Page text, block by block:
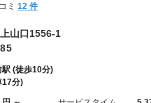
4
ミ 12 件
山口1556-1
(徒歩10分)
17分)